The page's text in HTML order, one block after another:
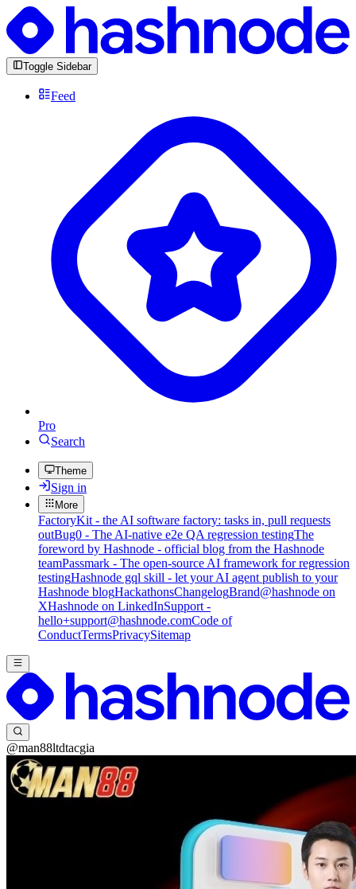
Toggle Sidebar
Feed
Pro
Search
Theme
Sign in
More
FactoryKit - the AI software factory: tasks in, pull requests
outBug0 - The AI-native e2e QA regression testingThe
foreword by Hashnode - official blog from the Hashnode
teamPassmark - The open-source AI framework for regression
testingHashnode gql skill - let your AI agent publish to your
Hashnode blogHackathonsChangelogBrand@hashnode on
XHashnode on LinkedInSupport -
hello+support@hashnode.comCode of
ConductTermsPrivacySitemap
@man88ltdtacgia